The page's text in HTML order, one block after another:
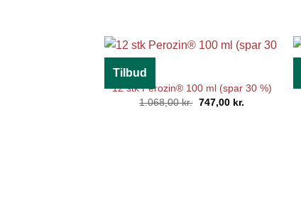
Tilbud
12 stk Perozin® 100 ml (spar 30 %)
1.068,00kr. Den
747,00 kr.Den